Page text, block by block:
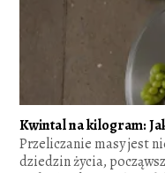
Kwintal na kilogram:
Przeliczanie masy jest
dziedzin życia,